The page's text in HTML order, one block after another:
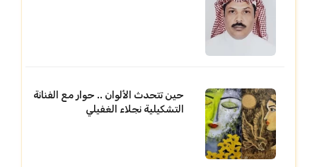
حين تتحدث الألوان .. حوار مع الفنانة
التشكيلية نجلاء الغفيلي